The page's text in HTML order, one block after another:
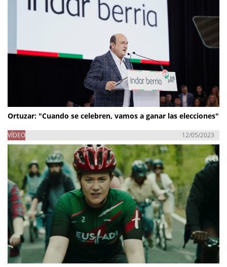
Ortuzar: "Cuando se celebren, vamos a ganar las elecciones"
VÍDEO 12/05/2023